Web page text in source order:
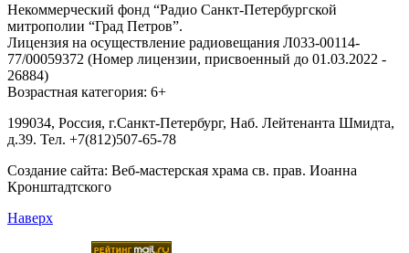
Некоммерческий фонд “Радио Санкт-Петербургской
митрополии “Град Петров”.
Лицензия на осуществление радиовещания Л033-00114-
77/00059372 (Номер лицензии, присвоенный до 01.03.2022 -
26884)
Возрастная категория: 6+
199034, Россия, г.Санкт-Петербург, Наб. Лейтенанта Шмидта,
д.39. Тел. +7(812)507-65-78
Создание сайта: Веб-мастерская храма св. прав. Иоанна
Кронштадтского
Наверх